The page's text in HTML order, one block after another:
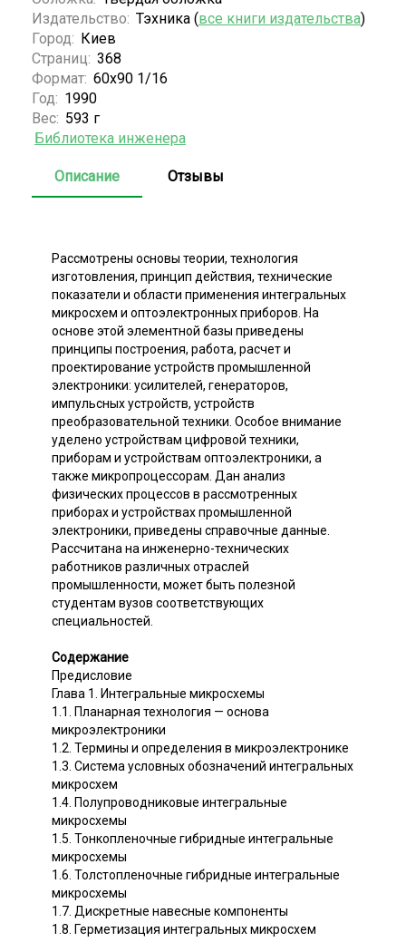
Издательство: Тэхника (все книги издательства)
Город: Киев
Страниц: 368
Формат: 60х90 1/16
Год: 1990
Вес: 593 г
Библиотека инженера
Описание Отзывы
Рассмотрены основы теории, технология
изготовления, принцип действия, технические
показатели и области применения интегральных
микросхем и оптоэлектронных приборов. На
основе этой элементной базы приведены
принципы построения, работа, расчет и
проектирование устройств промышленной
электроники: усилителей, генераторов,
импульсных устройств, устройств
преобразовательной техники. Особое внимание
уделено устройствам цифровой техники,
приборам и устройствам оптоэлектроники, а
также микропроцессорам. Дан анализ
физических процессов в рассмотренных
приборах и устройствах промышленной
электроники, приведены справочные данные.
Рассчитана на инженерно-технических
работников различных отраслей
промышленности, может быть полезной
студентам вузов соответствующих
специальностей.
Содержание
Предисловие
Глава 1. Интегральные микросхемы
1.1. Планарная технология — основа
микроэлектроники
1.2. Термины и определения в микроэлектронике
1.3. Система условных обозначений интегральных
микросхем
1.4. Полупроводниковые интегральные
микросхемы
1.5. Тонкопленочные гибридные интегральные
микросхемы
1.6. Толстопленочные гибридные интегральные
микросхемы
1.7. Дискретные навесные компоненты
1.8. Герметизация интегральных микросхем